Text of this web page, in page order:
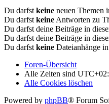
Du darfst keine neuen Themen
Du darfst keine Antworten zu
Du darfst deine Beiträge in
Du darfst deine Beiträge in
Du darfst keine Dateianhänge
Foren-Übersicht
Alle Zeiten sind
Alle Cookies löschen
Powered by phpBB® Forum